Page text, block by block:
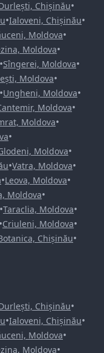
Chișinău•
•Ialoveni, Chișinău•
Moldova•
Moldova•
•Sîngerei, Moldova•
Moldova•
•Ungheni, Moldova•
Moldova•
Moldova•
•
Moldova•
•Vatra, Moldova•
•Leova, Moldova•
Moldova•
•Taraclia, Moldova•
•Criuleni, Moldova•
Chișinău•
Chișinău•
•Ialoveni, Chișinău•
Moldova•
Moldova•